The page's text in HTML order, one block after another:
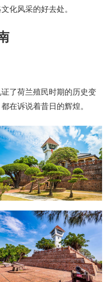
化风采的好去处。
了荷兰殖民时期的历史变
在诉说着昔日的辉煌。